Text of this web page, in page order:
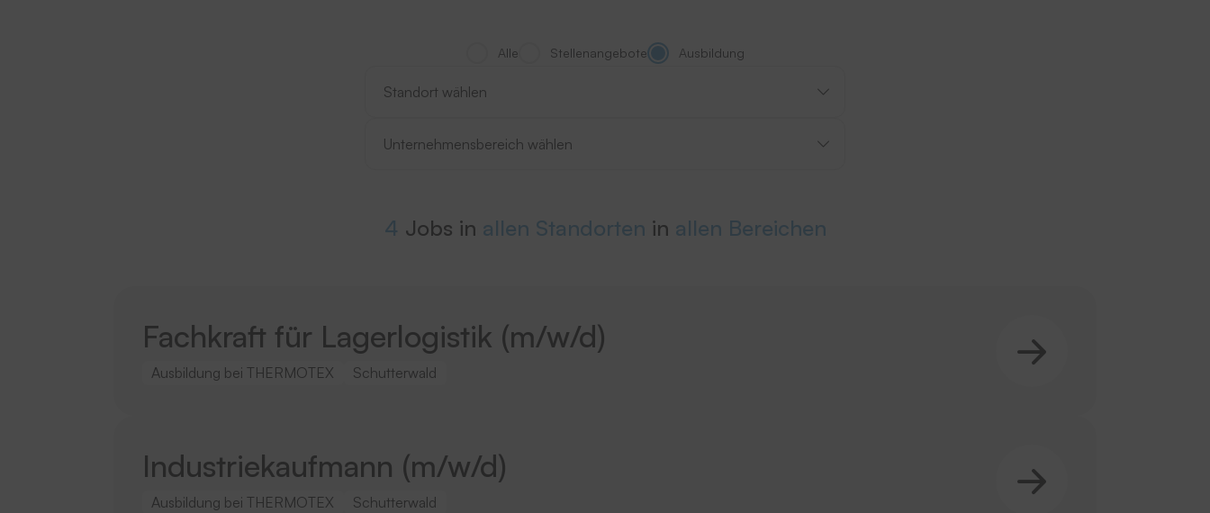
Alle Stellenangebote
Ausbildung
4 Jobs in allen Standorten in allen Bereichen
Fachkraft für Lagerlogistik (m/w/d)
Ausbildung bei THERMOTEX Schutterwald
Industriekaufmann (m/w/d)
Ausbildung bei THERMOTEX Schutterwald